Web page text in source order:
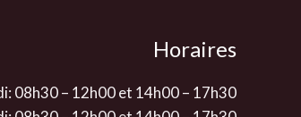
Horaires
08h30 – 12h00 et 14h00 – 17h30